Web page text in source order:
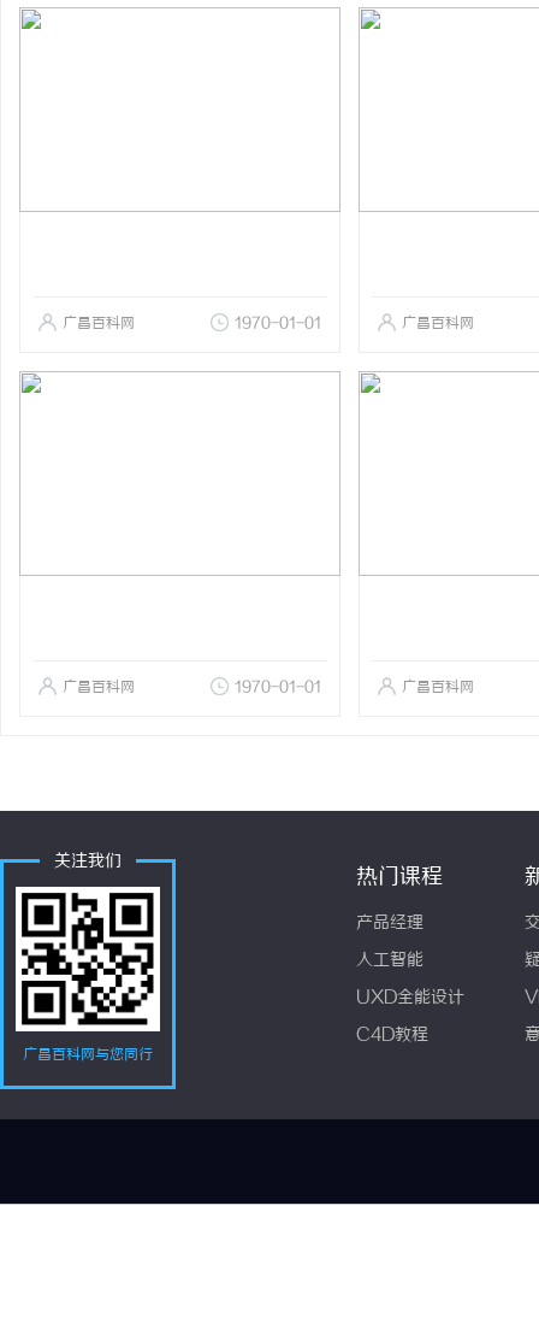
广昌百科网 1970-01-01 广昌百科网
广昌百科网 1970-01-01 广昌百科网
关注我们
广昌百科网与您同行
热门课程
产品经理
人工智能
UXD全能设计
C4D教程